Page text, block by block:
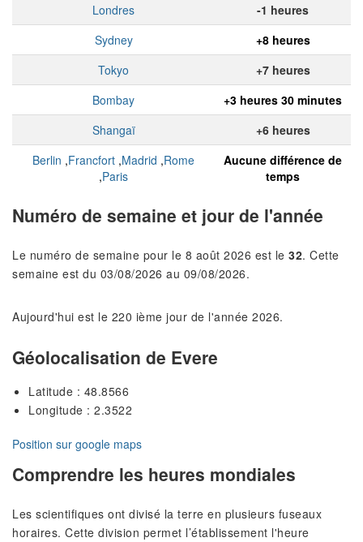
Londres
-1 heures
Sydney
+8 heures
Tokyo
+7 heures
Bombay
+3 heures 30 minutes
Shangaï
+6 heures
Berlin ,Francfort ,Madrid ,Rome
,Paris
Aucune différence de
temps
Numéro de semaine et jour de l'année
Le numéro de semaine pour le 8 août 2026 est le 32. Cette
semaine est du 03/08/2026 au 09/08/2026.
Aujourd'hui est le 220 ième jour de l'année 2026.
Géolocalisation de Evere
Latitude : 48.8566
Longitude : 2.3522
Position sur google maps
Comprendre les heures mondiales
Les scientifiques ont divisé la terre en plusieurs fuseaux
horaires. Cette division permet l’établissement l'heure